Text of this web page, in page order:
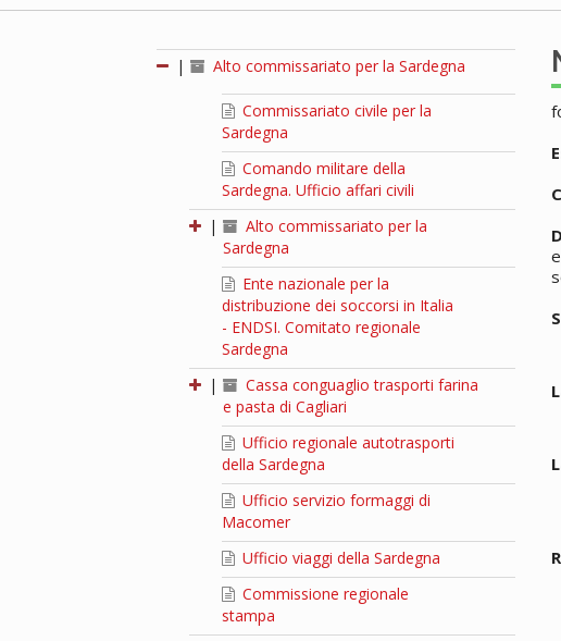
| Alto commissariato per la Sardegna
Commissariato civile per la
Sardegna
Comando militare della
Sardegna. Ufficio affari civili
|
Alto commissariato per la
Sardegna
Ente nazionale per la
distribuzione dei soccorsi in Italia
- ENDSI. Comitato regionale
Sardegna
|
Cassa conguaglio trasporti farina
e pasta di Cagliari
Ufficio regionale autotrasporti
della Sardegna
Ufficio servizio formaggi di
Macomer
Ufficio viaggi della Sardegna
Commissione regionale
stampa